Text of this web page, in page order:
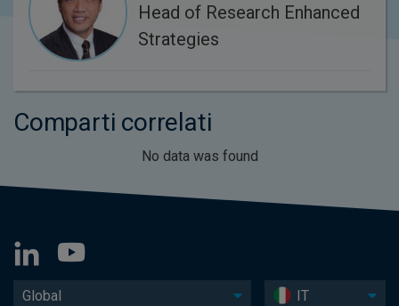
Head of Research Enhanced
Strategies
Comparti correlati
No data was found
Global IT